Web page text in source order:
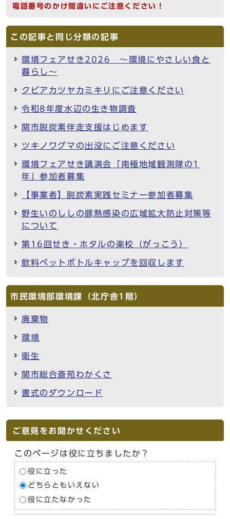
電話番号のかけ間違いにご注意ください！
この記事と同じ分類の記事
環境フェアせき2026 ～環境にやさしい食と
暮らし～
クビアカツヤカミキリにご注意ください
令和8年度水辺の生き物調査
関市脱炭素伴走支援はじめます
ツキノワグマの出没にご注意ください
環境フェアせき講演会「南極地域観測隊の1
年」参加者募集
【事業者】脱炭素実践セミナー参加者募集
野生いのししの豚熱感染の広域拡大防止対策等
について
第16回せき・ホタルの楽校（がっこう）
飲料ペットボトルキャップを回収します
市民環境部環境課（北庁舎1階）
廃棄物
環境
衛生
関市総合斎苑わかくさ
書式のダウンロード
ご意見をお聞かせください
このページは役に立ちましたか？
役に立った
どちらともいえない
役に立たなかった